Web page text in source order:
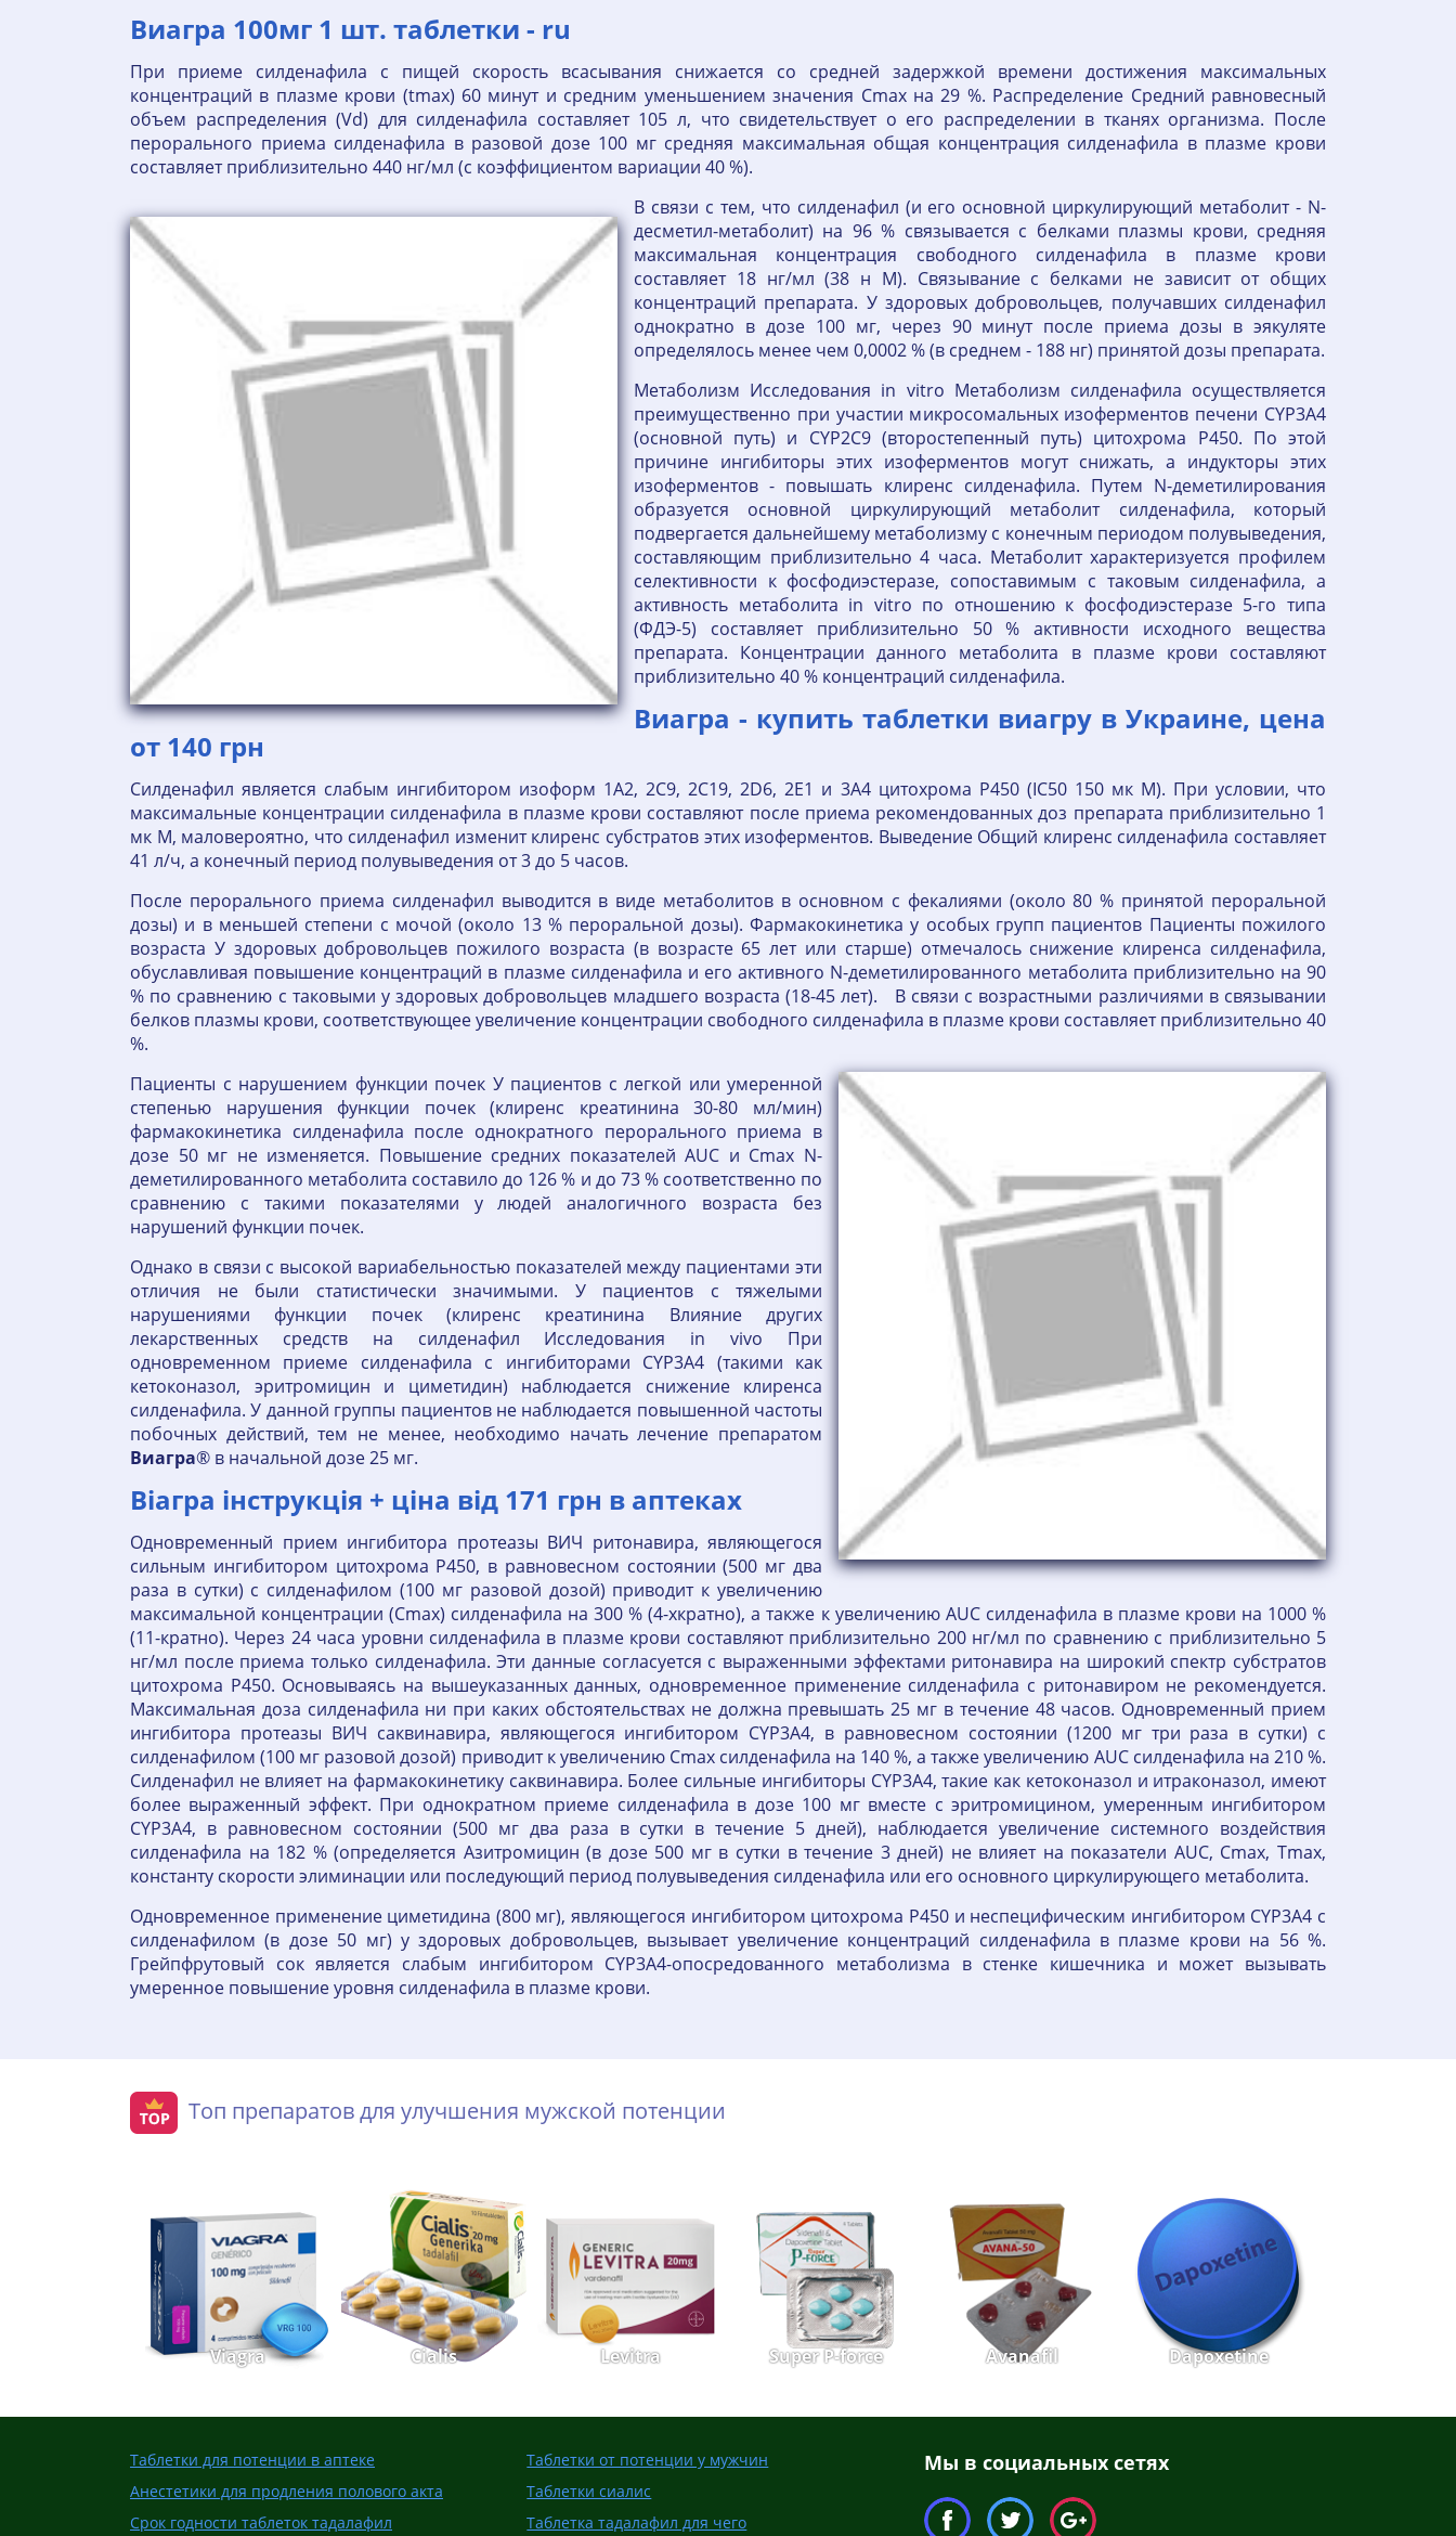
Виагра 100мг 1 шт. таблетки - ru
При приеме силденафила с пищей скорость всасывания снижается со средней задержкой времени достижения максимальных
концентраций в плазме крови (tmax) 60 минут и средним уменьшением значения Cmax на 29 %. Распределение Средний равновесный
объем распределения (Vd) для силденафила составляет 105 л, что свидетельствует о его распределении в тканях организма. После
перорального приема силденафила в разовой дозе 100 мг средняя максимальная общая концентрация силденафила в плазме крови
составляет приблизительно 440 нг/мл (с коэффициентом вариации 40 %).
В связи с тем, что силденафил (и его основной циркулирующий метаболит - N-
десметил-метаболит) на 96 % связывается с белками плазмы крови, средняя
максимальная концентрация свободного силденафила в плазме крови
составляет 18 нг/мл (38 н М). Связывание с белками не зависит от общих
концентраций препарата. У здоровых добровольцев, получавших силденафил
однократно в дозе 100 мг, через 90 минут после приема дозы в эякуляте
определялось менее чем 0,0002 % (в среднем - 188 нг) принятой дозы препарата.
Метаболизм Исследования in vitro Метаболизм силденафила осуществляется
преимущественно при участии микросомальных изоферментов печени CYP3A4
(основной путь) и CYP2C9 (второстепенный путь) цитохрома P450. По этой
причине ингибиторы этих изоферментов могут снижать, а индукторы этих
изоферментов - повышать клиренс силденафила. Путем N-деметилирования
образуется основной циркулирующий метаболит силденафила, который
подвергается дальнейшему метаболизму с конечным периодом полувыведения,
составляющим приблизительно 4 часа. Метаболит характеризуется профилем
селективности к фосфодиэстеразе, сопоставимым с таковым силденафила, а
активность метаболита in vitro по отношению к фосфодиэстеразе 5-го типа
(ФДЭ-5) составляет приблизительно 50 % активности исходного вещества
препарата. Концентрации данного метаболита в плазме крови составляют
приблизительно 40 % концентраций силденафила.
Виагра - купить таблетки виагру в Украине, цена
от 140 грн
Силденафил является слабым ингибитором изоформ 1A2, 2C9, 2C19, 2D6, 2E1 и 3A4 цитохрома P450 (IC50 150 мк М). При условии, что
максимальные концентрации силденафила в плазме крови составляют после приема рекомендованных доз препарата приблизительно 1
мк М, маловероятно, что силденафил изменит клиренс субстратов этих изоферментов. Выведение Общий клиренс силденафила составляет
41 л/ч, а конечный период полувыведения от 3 до 5 часов.
После перорального приема силденафил выводится в виде метаболитов в основном с фекалиями (около 80 % принятой пероральной
дозы) и в меньшей степени с мочой (около 13 % пероральной дозы). Фармакокинетика у особых групп пациентов Пациенты пожилого
возраста У здоровых добровольцев пожилого возраста (в возрасте 65 лет или старше) отмечалось снижение клиренса силденафила,
обуславливая повышение концентраций в плазме силденафила и его активного N-деметилированного метаболита приблизительно на 90
% по сравнению с таковыми у здоровых добровольцев младшего возраста (18-45 лет). В связи с возрастными различиями в связывании
белков плазмы крови, соответствующее увеличение концентрации свободного силденафила в плазме крови составляет приблизительно 40
%.
Пациенты с нарушением функции почек У пациентов с легкой или умеренной
степенью нарушения функции почек (клиренс креатинина 30-80 мл/мин)
фармакокинетика силденафила после однократного перорального приема в
дозе 50 мг не изменяется. Повышение средних показателей AUC и Cmax N-
деметилированного метаболита составило до 126 % и до 73 % соответственно по
сравнению с такими показателями у людей аналогичного возраста без
нарушений функции почек.
Однако в связи с высокой вариабельностью показателей между пациентами эти
отличия не были статистически значимыми. У пациентов с тяжелыми
нарушениями функции почек (клиренс креатинина Влияние других
лекарственных средств на силденафил Исследования in vivo При
одновременном приеме силденафила с ингибиторами CYP3A4 (такими как
кетоконазол, эритромицин и циметидин) наблюдается снижение клиренса
силденафила. У данной группы пациентов не наблюдается повышенной частоты
побочных действий, тем не менее, необходимо начать лечение препаратом
Виагра® в начальной дозе 25 мг.
Віагра інструкція + ціна від 171 грн в аптеках
Одновременный прием ингибитора протеазы ВИЧ ритонавира, являющегося
сильным ингибитором цитохрома P450, в равновесном состоянии (500 мг два
раза в сутки) с силденафилом (100 мг разовой дозой) приводит к увеличению
максимальной концентрации (Cmax) силденафила на 300 % (4-хкратно), а также к увеличению AUC силденафила в плазме крови на 1000 %
(11-кратно). Через 24 часа уровни силденафила в плазме крови составляют приблизительно 200 нг/мл по сравнению с приблизительно 5
нг/мл после приема только силденафила. Эти данные согласуется с выраженными эффектами ритонавира на широкий спектр субстратов
цитохрома P450. Основываясь на вышеуказанных данных, одновременное применение силденафила с ритонавиром не рекомендуется.
Максимальная доза силденафила ни при каких обстоятельствах не должна превышать 25 мг в течение 48 часов. Одновременный прием
ингибитора протеазы ВИЧ саквинавира, являющегося ингибитором CYP3A4, в равновесном состоянии (1200 мг три раза в сутки) с
силденафилом (100 мг разовой дозой) приводит к увеличению Cmax силденафила на 140 %, а также увеличению AUC силденафила на 210 %.
Силденафил не влияет на фармакокинетику саквинавира. Более сильные ингибиторы CYP3A4, такие как кетоконазол и итраконазол, имеют
более выраженный эффект. При однократном приеме силденафила в дозе 100 мг вместе с эритромицином, умеренным ингибитором
CYP3A4, в равновесном состоянии (500 мг два раза в сутки в течение 5 дней), наблюдается увеличение системного воздействия
силденафила на 182 % (определяется Азитромицин (в дозе 500 мг в сутки в течение 3 дней) не влияет на показатели AUC, Cmax, Tmax,
константу скорости элиминации или последующий период полувыведения силденафила или его основного циркулирующего метаболита.
Одновременное применение циметидина (800 мг), являющегося ингибитором цитохрома P450 и неспецифическим ингибитором CYP3A4 с
силденафилом (в дозе 50 мг) у здоровых добровольцев, вызывает увеличение концентраций силденафила в плазме крови на 56 %.
Грейпфрутовый сок является слабым ингибитором CYP3A4-опосредованного метаболизма в стенке кишечника и может вызывать
умеренное повышение уровня силденафила в плазме крови.
Топ препаратов для улучшения мужской потенции
Viagra Cialis Levitra Super P-force Avanafil Dapoxetine
Таблетки для потенции в аптеке
Анестетики для продления полового акта
Срок годности таблеток тадалафил
Таблетки от потенции у мужчин
Таблетки сиалис
Таблетка тадалафил для чего
Мы в социальных сетях